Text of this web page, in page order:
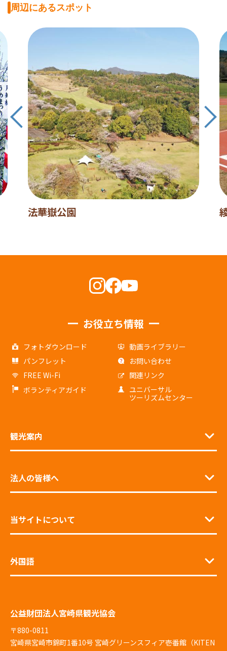
周辺にあるスポット
法華嶽公園
お役立ち情報
フォトダウンロード
動画ライブラリー
パンフレット
お問い合わせ
FREE Wi-Fi
関連リンク
ボランティアガイド
ユニバーサル
ツーリズムセンター
観光案内
法人の皆様へ
当サイトについて
外国語
公益財団法人宮崎県観光協会
〒880-0811
宮崎県宮崎市錦町1番10号 宮崎グリーンスフィア壱番館（KITEN